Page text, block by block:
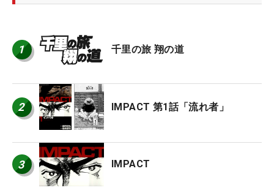
1 千里の旅 翔の道
2 IMPACT 第1話「流れ者」
3 IMPACT